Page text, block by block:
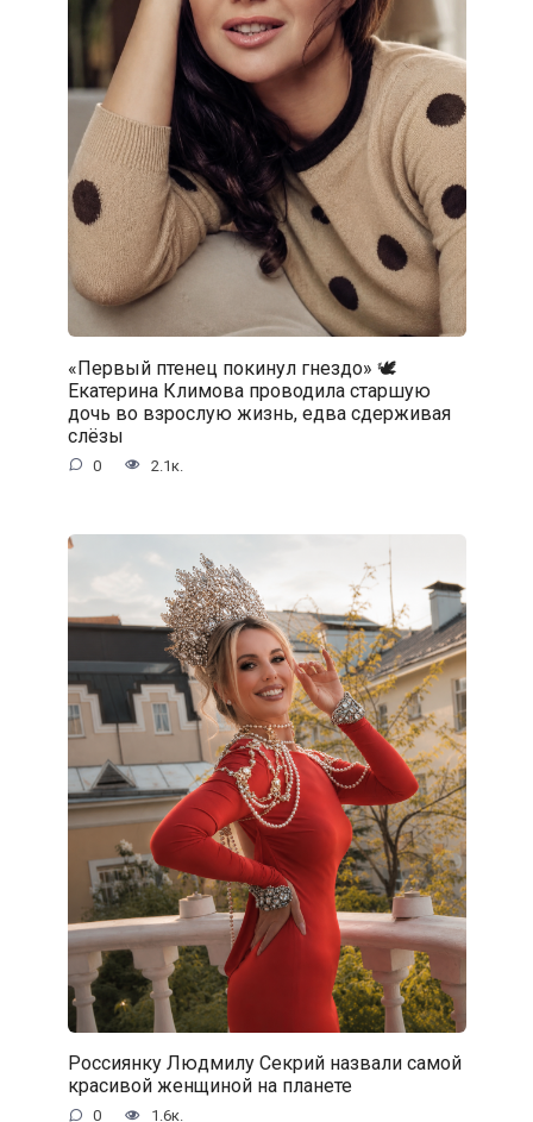
«Первый птенец покинул гнездо» 🕊️
Екатерина Климова проводила старшую
дочь во взрослую жизнь, едва сдерживая
слёзы
0 2.1к.
Россиянку Людмилу Секрий назвали самой
красивой женщиной на планете
0 1.6к.